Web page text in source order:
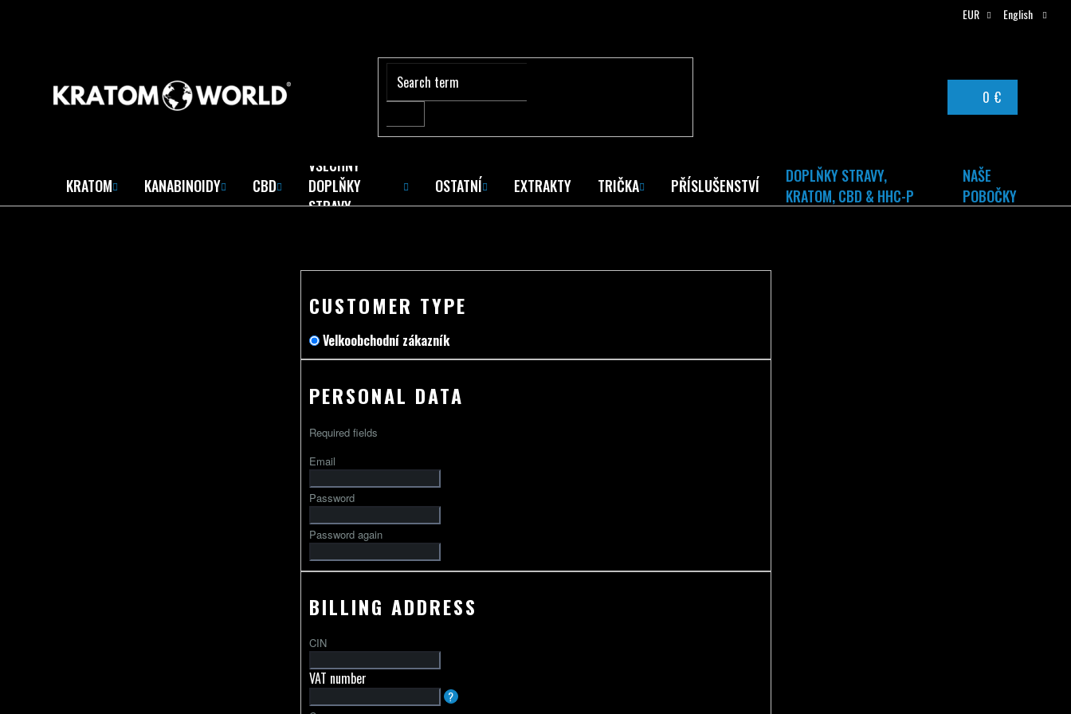
EUR English
SHOPPING
0 €
KRATOM KANABINOIDY CBD
VŠECHNY
DOPLŇKY
STRAVY
OSTATNÍ EXTRAKTY TRIČKA PŘÍSLUŠENSTVÍ
DOPLŇKY STRAVY,
KRATOM, CBD & HHC-P
NAŠE
POBOČKY
CUSTOMER TYPE
Velkoobchodní zákazník
PERSONAL DATA
Required fields
Email
Password
Password again
BILLING ADDRESS
CIN
VAT number
? VAT